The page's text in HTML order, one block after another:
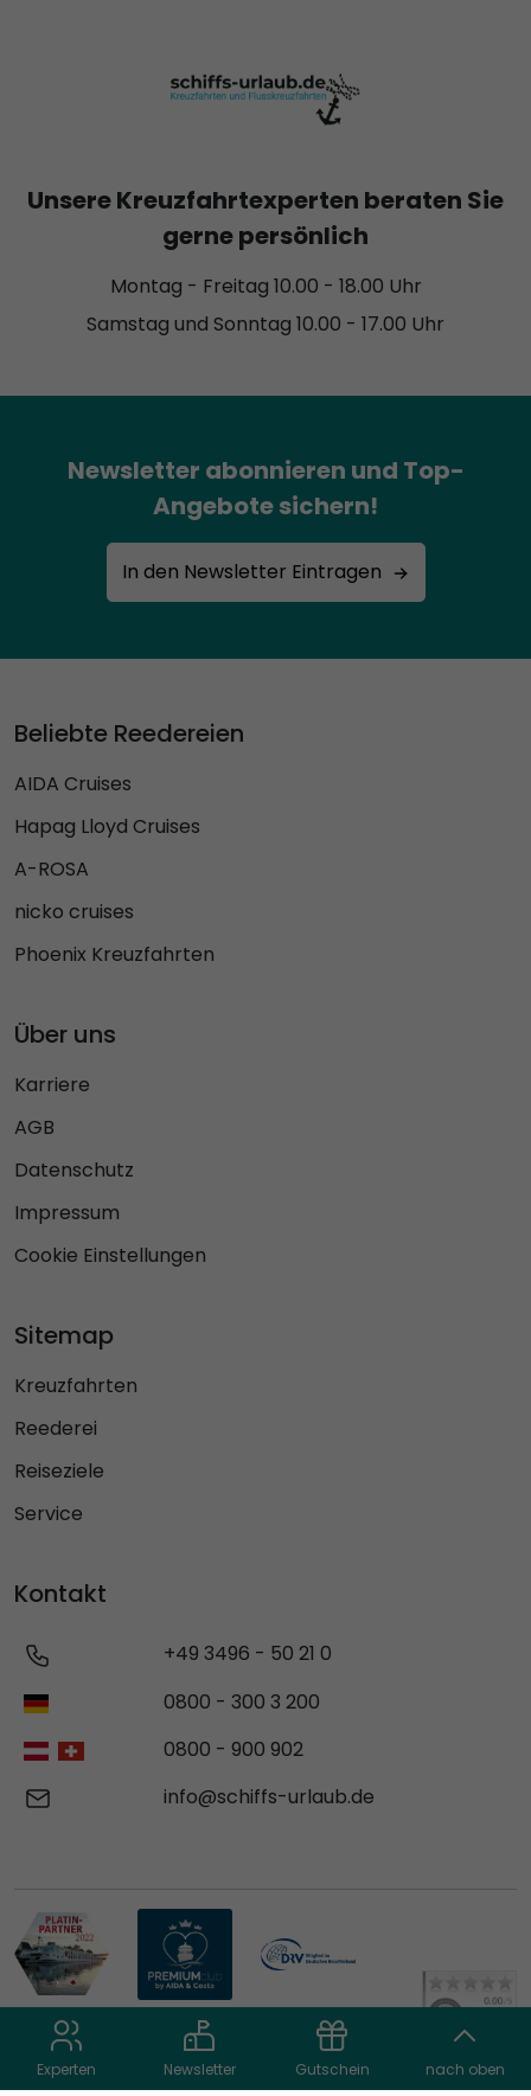
Experten Newsletter Gutschein nach oben
Unsere Kreuzfahrtexperten beraten Sie
gerne persönlich
Montag - Freitag 10.00 - 18.00 Uhr
Samstag und Sonntag 10.00 - 17.00 Uhr
Newsletter abonnieren und Top-
Angebote sichern!
In den Newsletter Eintragen
Beliebte Reedereien
AIDA Cruises
Hapag Lloyd Cruises
A-ROSA
nicko cruises
Phoenix Kreuzfahrten
Über uns
Karriere
AGB
Datenschutz
Impressum
Cookie Einstellungen
Sitemap
Kreuzfahrten
Reederei
Reiseziele
Service
Kontakt
+49 3496 - 50 21 0
0800 - 300 3 200
0800 - 900 902
info@schiffs-urlaub.de